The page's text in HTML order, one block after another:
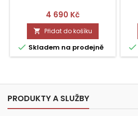
Cena
4 690 Kč
 Přidat do košíku
 Skladem na prodejně 
PRODUKTY A SLUŽBY